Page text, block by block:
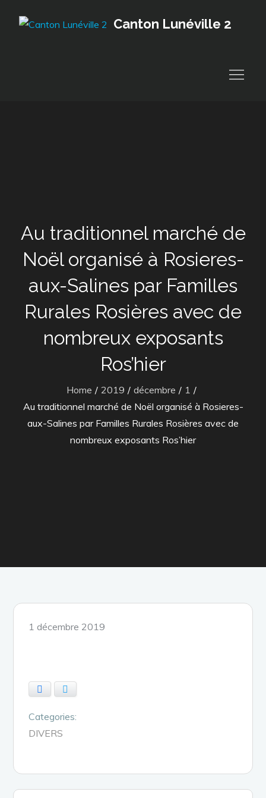
Canton Lunéville 2
Au traditionnel marché de
Noël organisé à Rosieres-
aux-Salines par Familles
Rurales Rosières avec de
nombreux exposants
Ros’hier
Home 2019 décembre
1
Au traditionnel marché de Noël organisé à Rosieres-
aux-Salines par Familles Rurales Rosières avec de
nombreux exposants Ros’hier
Posted
1 décembre 2019
Categories:
DIVERS